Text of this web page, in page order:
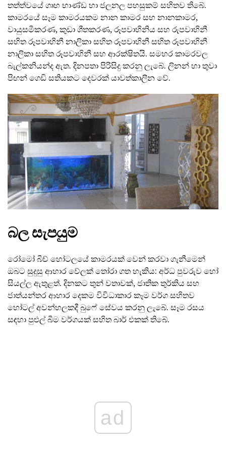
තත්ත්වයේ ගෘහ භාණ්ඩ හා ජලනල පහසුකම් සහිතව තිබේ.
කාමරයේ සෑම කාමරයකම නාන කාමර සහ නානකාමර,
වායුසමීකරණ, කුඩා ශීතකරණ, රූපවාහිනිය සහ රුපවාහිනී
සහිත රූපවාහිනී නාලිකා සහිත රූපවාහිනී සහිත රූපවාහිනී
නාලිකා සහිත රූපවාහිනී සහ ආරක්ෂිතයි. සමහර කාමරවල
බැල්කනියන්ද ඇත. දිනපතා පිරිසිදු කරනු ලැබේ. ලිනන් හා තුවා
පිඟන් ගෙඩි සතියකට දෙවරක් යාවත්කාලීන වේ.
බල සැපයුම
රෝමෝ බීච් හෝටලයේ කාමරයක් වෙන් කරවා ගැනීමෙන්
ඔබට සුදුසු ආහාර වේලක් තෝරා ගත හැකිය: අර්ධ පුවරුව හෝ
සියල්ල ඇතුළත්. දිනකට තුන් වතාවක්, ජාතික තුර්කිය සහ
ජාත්යන්තර ආහාර දෙකම විවිධාකාර කෑම වර්ග සහිතව
හෝටල් අවන්හලකදී බුෆේ සේවය කරනු ලැබේ. සෑම රසය
සඳහා පුළුල් බීම වර්ගයක් සහිත බාර් එකක් තිබේ.
ad